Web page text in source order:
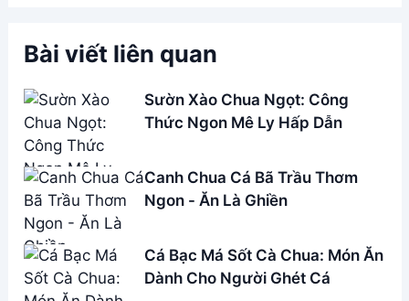
Bài viết liên quan
Sườn Xào Chua Ngọt: Công
Thức Ngon Mê Ly Hấp Dẫn
Canh Chua Cá Bã Trầu Thơm
Ngon - Ăn Là Ghiền
Cá Bạc Má Sốt Cà Chua: Món Ăn
Dành Cho Người Ghét Cá